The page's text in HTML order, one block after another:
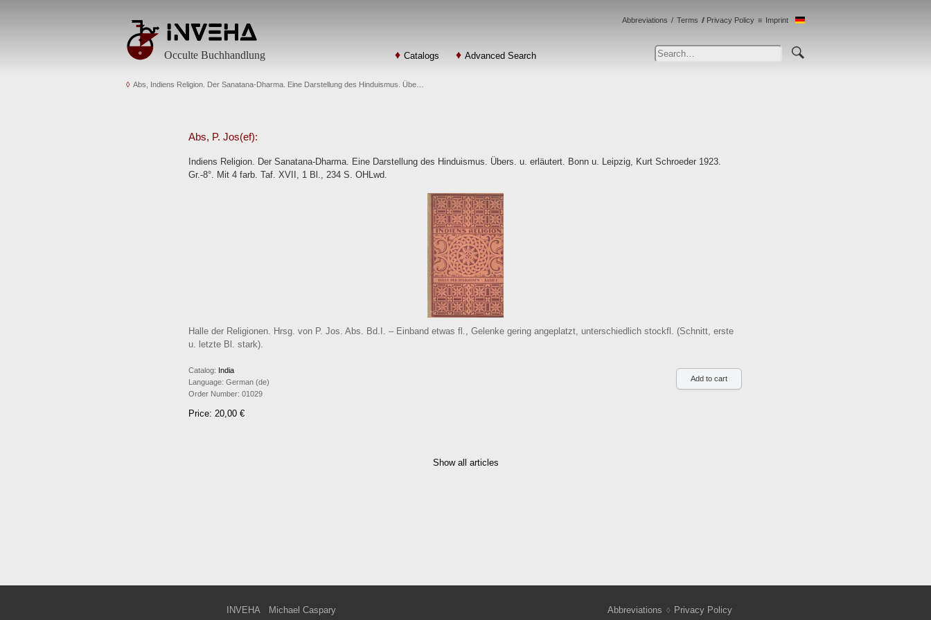
Occulte Buchhandlung Catalogs Advanced Search
Abbreviations Terms Privacy Policy Imprint
Abs, Indiens Religion. Der Sanatana-Dharma. Eine Darstellung des Hinduismus. Übe…
Abs, P. Jos(ef):
Indiens Religion. Der Sanatana-Dharma. Eine Darstellung des Hinduismus. Übers. u. erläutert. Bonn u. Leipzig, Kurt Schroeder 1923.
Gr.-8°. Mit 4 farb. Taf. XVII, 1 Bl., 234 S. OHLwd.
Halle der Religionen. Hrsg. von P. Jos. Abs. Bd.I. – Einband etwas fl., Gelenke gering angeplatzt, unterschiedlich stockfl. (Schnitt, erste
u. letzte Bl. stark).
Catalog: India
Language: German (de)
Order Number: 01029
Price: 20,00 €
Show all articles
INVEHA
Michael Caspary
Abbreviations
Privacy Policy